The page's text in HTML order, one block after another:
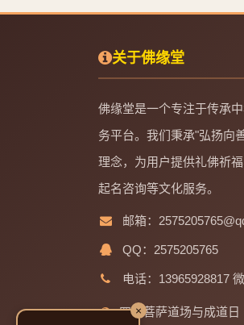
关于佛缘堂
佛缘堂是一个专注于传承
务平台。我们秉承"弘扬向
理念，为用户提供礼佛祈
起名咨询等文化服务。
邮箱：
QQ：2575205765
电话：13965928817
四大菩萨道场与成道日
×